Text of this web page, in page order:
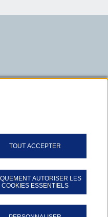
conforme
TOUT ACCEPTER
AUTORISER LES
COOKIES ESSENTIELS